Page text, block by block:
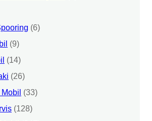
(6)
(9)
(14)
(26)
(33)
(128)